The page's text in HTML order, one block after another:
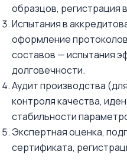
образцов, регистрация
Испытания в
оформление
составов — испытания
долговечности.
Аудит производства
контроля качества,
стабильности
Экспертная оценка,
сертификата,